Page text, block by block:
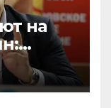
на